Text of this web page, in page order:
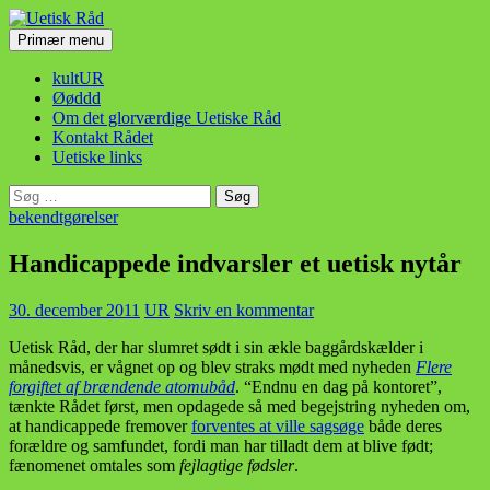
Hop
til
indhold
Uetisk Råd
SøgPrimær menu
kultUR
Øøddd
Om det glorværdige Uetiske Råd
Kontakt Rådet
Uetiske links
Søg
efter:
bekendtgørelser
Handicappede indvarsler et uetisk nytår
30. december 2011 UR Skriv en kommentar
Uetisk Råd, der har slumret sødt i sin ækle baggårdskælder i
månedsvis, er vågnet op og blev straks mødt med nyheden Flere
forgiftet af brændende atomubåd. “Endnu en dag på kontoret”,
tænkte Rådet først, men opdagede så med begejstring nyheden om,
at handicappede fremoverforventes at ville sagsøge både deres
forældre og samfundet, fordi man har tilladt dem at blive født;
fænomenet omtales som fejlagtige fødsler.